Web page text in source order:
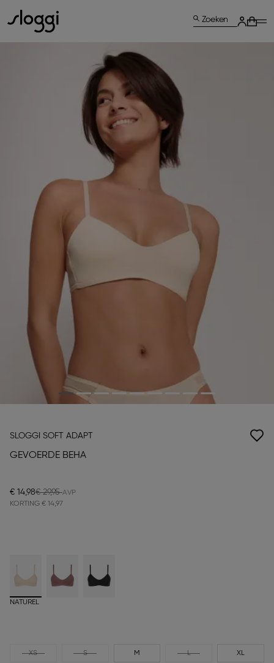
Zoeken
SLOGGI SOFT ADAPT
GEVOERDE BEHA
€ 14,98€ 29,95
KORTING € 14,97
NATUREL
XS S M L XL